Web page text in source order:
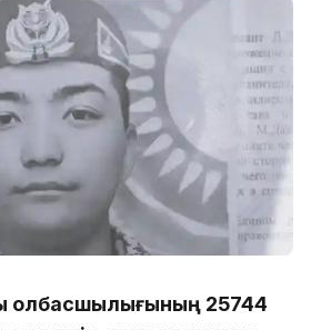
қолбасшылығының 25744